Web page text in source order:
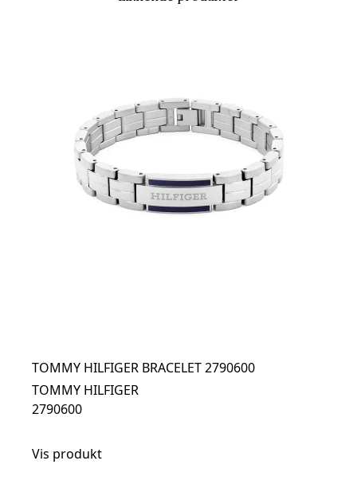
TOMMY HILFIGER BRACELET 2790600
TOMMY HILFIGER
2790600
Vis produkt